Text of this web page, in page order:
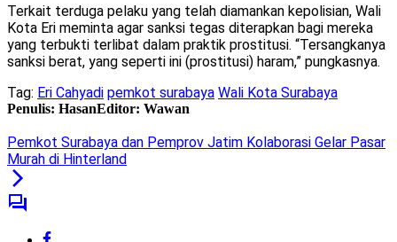
Terkait terduga pelaku yang telah diamankan kepolisian, Wali
Kota Eri meminta agar sanksi tegas diterapkan bagi mereka
yang terbukti terlibat dalam praktik prostitusi. “Tersangkanya
sanksi berat, yang seperti ini (prostitusi) haram,” pungkasnya.
Tag: Eri Cahyadi pemkot surabaya Wali Kota Surabaya
Penulis: HasanEditor: Wawan
Pemkot Surabaya dan Pemprov Jatim Kolaborasi Gelar Pasar
Murah di Hinterland